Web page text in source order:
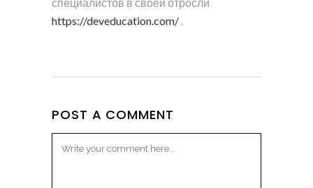
https://deveducation.com/
POST A COMMENT